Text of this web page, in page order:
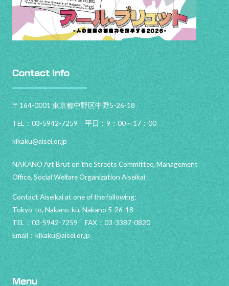
Contact Info
〒164-0001 東京都中野区中野5-26-18
TEL：03-5942-7259 平日：9：00～17：00
kikaku@aisei.or.jp
NAKANO Art Brut on the Streets Committee, Management
Office, Social Welfare Organization Aiseikai
Contact Aiseikai at one of the following:
Tokyo-to, Nakano-ku, Nakano 5-26-18
TEL：03-5942-7259 FAX：03-3387-0820
Email： kikaku@aisei.or.jp
Menu